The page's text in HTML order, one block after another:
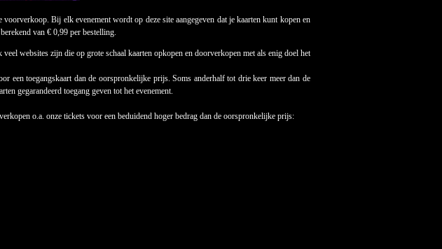
Bij elk evenement wordt op deze site aangegeven dat je kaarten kunt kopen en
van € 0,99 per bestelling.
websites zijn die op grote schaal kaarten opkopen en doorverkopen met als enig doel het
een toegangskaart dan de oorspronkelijke prijs. Soms anderhalf tot drie keer meer dan de
gegarandeerd toegang geven tot het evenement.
o.a. onze tickets voor een beduidend hoger bedrag dan de oorspronkelijke prijs: